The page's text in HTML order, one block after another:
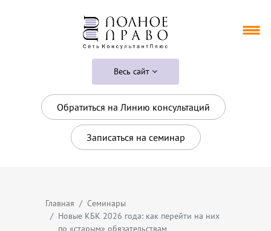
Весь сайт
Обратиться на Линию консультаций
Записаться на семинар
Главная
Семинары
Новые КБК 2026 года: как перейти на них
по «старым» обязательствам